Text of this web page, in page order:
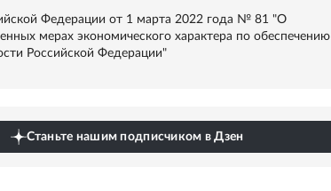
Федерации от 1 марта 2022 года № 81 "О
мерах экономического характера по обеспечению
Российской Федерации"
Станьте нашим подписчиком в Дзен